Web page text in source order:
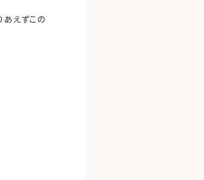
あえずこの